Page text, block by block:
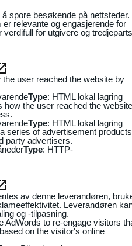
spore besøkende på nettsteder.
relevante og engasjerende for
for utgivere og tredjeparts
the user reached the website by
Type: HTML lokal lagring
how the user reached the website
Type: HTML lokal lagring
series of advertisement products
party advertisers.
Type: HTTP-
av denne leverandøren,
Leverandøren
og -tilpasning.
AdWords to re-engage visitors
on the visitor's online